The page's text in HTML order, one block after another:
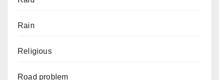
Rain
Religious
Road problem